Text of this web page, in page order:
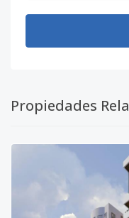
Propiedades